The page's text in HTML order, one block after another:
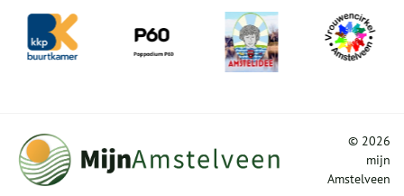
© 2026
mijn
Amstelveen